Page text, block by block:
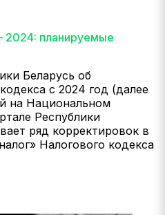
планируемые
Беларусь об
с 2024 год (далее
на Национальном
Республики
ряд корректировок в
Налогового кодекса